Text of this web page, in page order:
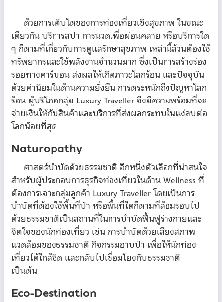
ด้วยการเติบโตของการท่องเที่ยวเชิงสุขภาพ ในขณะ
เดียวกัน บริการสปา การนวดเพื่อผ่อนคลาย หรือบริการใด
ๆ ก็ตามที่เกี่ยวกับการดูแลรักษาสุขภาพ เหล่านี้ล้วนต้องใช้
ทรัพยากรและใช้พลังงานจำนวนมาก ซึ่งเป็นการสร้างร่อง
รอยทางคาร์บอน ส่งผลให้เกิดภาวะโลกร้อน และปัจจุบัน
ด้วยค่านิยมในด้านความยั่งยืน การตระหนักถึงปัญหาโลก
ร้อน ผู้บริโภคกลุ่ม Luxury Traveller จึงมีความพร้อมที่จะ
จ่ายเงินให้กับสินค้าและบริการที่ส่งผลกระทบในแง่ลบต่อ
โลกน้อยที่สุด
Naturopathy
ศาสตร์บำบัดด้วยธรรมชาติ อีกหนึ่งตัวเลือกที่น่าสนใจ
สำหรับผู้ประกอบการธุรกิจท่องเที่ยวในด้าน Wellness ที่
ต้องการเจาะกลุ่มลูกค้า Luxury Traveller โดยเป็นการ
บำบัดที่ต้องใช้พื้นที่ป่า หรือพื้นที่ใดก็ตามที่ล้อมรอบไป
ด้วยธรรมชาติเป็นสถานที่ในการบำบัดฟื้นฟูร่างกายและ
จิตใจของนักท่องเที่ยว เช่น การบำบัดด้วยเสียงสภาพ
แวดล้อมของธรรมชาติ กิจกรรมอาบป่า เพื่อให้นักท่อง
เที่ยวได้ใกล้ชิด และกลับไปเชื่อมโยงกับธรรมชาติ
เป็นต้น
Eco-Destination